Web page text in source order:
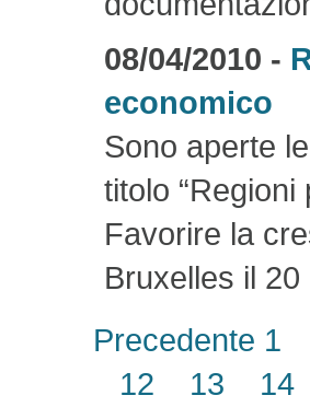
08/04/2010 -
economico
Sono aperte
titolo
Favorire la
Bruxelles il
Precedente 1
12
13
14